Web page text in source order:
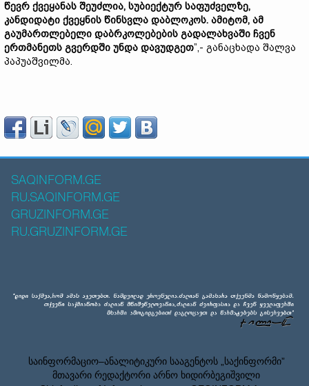
წევრ ქვეყანას შეუძლია, სუბიექტურ საფუძველზე,
კანდიდატი ქვეყნის წინსვლა დაბლოკოს. ამიტომ, ამ
გაუმართლებელი დაბრკოლებების გადალახვაში ჩვენ
ერთმანეთს გვერდში უნდა დავუდგეთ”,- განაცხადა შალვა
პაპუაშვილმა.
SAQINFORM.GE
RU.SAQINFORM.GE
GRUZINFORM.GE
RU.GRUZINFORM.GE
საინფორმაციო–ანალიტიკური სააგენტოს „საქინფორმი”
მთავარი რედაქტორი არნო ხიდირბეგიშვილი